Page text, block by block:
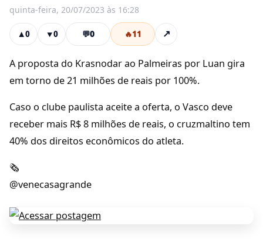
quinta-feira, 20/07/2023 às 16:28
▲0 ▼0 💬0 🔥11 ↗
A proposta do Krasnodar ao Palmeiras por Luan gira
em torno de 21 milhões de reais por 100%.
Caso o clube paulista aceite a oferta, o Vasco deve
receber mais R$ 8 milhões de reais, o cruzmaltino tem
40% dos direitos econômicos do atleta.
🗞️
@venecasagrande